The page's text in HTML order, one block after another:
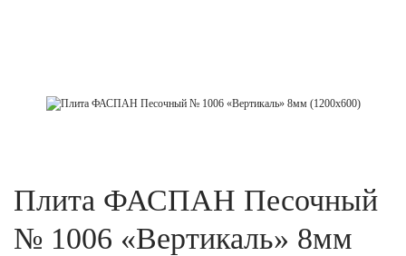
Плита ФАСПАН Песочный
№ 1006 «Вертикаль» 8мм